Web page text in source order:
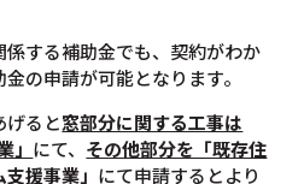
する補助金でも、契約がわか
の申請が可能となります。
げると窓部分に関する工事は
」 にて、 その他部分を「既存住
援事業」 にて申請するとより